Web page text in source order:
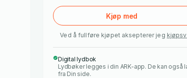
Kjøp med
Ved å fullføre kjøpet aksepterer jeg
Digital lydbok
Lydbøker legges i din ARK-app. De kan også
fra Din side.